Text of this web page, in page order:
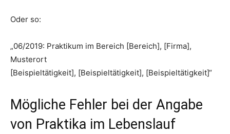
Oder so:
„06/2019: Praktikum im Bereich [Bereich], [Firma],
Musterort
[Beispieltätigkeit], [Beispieltätigkeit], [Beispieltätigkeit]“
Mögliche Fehler bei der Angabe
von Praktika im Lebenslauf